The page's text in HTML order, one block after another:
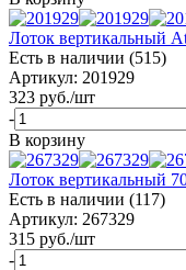
Лоток вертикальный
Есть в наличии (515)
Артикул: 201929
323 руб./шт
-
В корзину
Лоток вертикальный
Есть в наличии (117)
Артикул: 267329
315 руб./шт
-